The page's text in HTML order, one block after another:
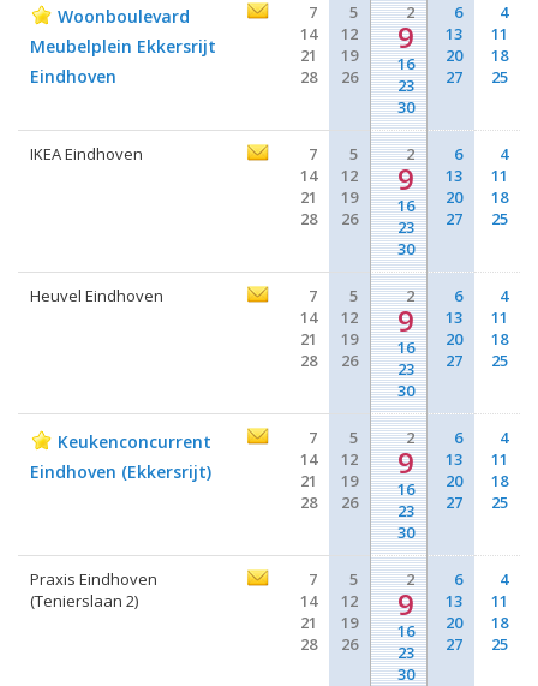
Woonboulevard
Meubelplein Ekkersrijt
Eindhoven
7
14
21
28
5
12
19
26
2
9
16
23
30
6
13
20
27
4
11
18
25
IKEA Eindhoven
7
14
21
28
5
12
19
26
2
9
16
23
30
6
13
20
27
4
11
18
25
Heuvel Eindhoven
7
14
21
28
5
12
19
26
2
9
16
23
30
6
13
20
27
4
11
18
25
Keukenconcurrent
Eindhoven (Ekkersrijt)
7
14
21
28
5
12
19
26
2
9
16
23
30
6
13
20
27
4
11
18
25
Praxis Eindhoven
(Tenierslaan 2)
7
14
21
28
5
12
19
26
2
9
16
23
30
6
13
20
27
4
11
18
25